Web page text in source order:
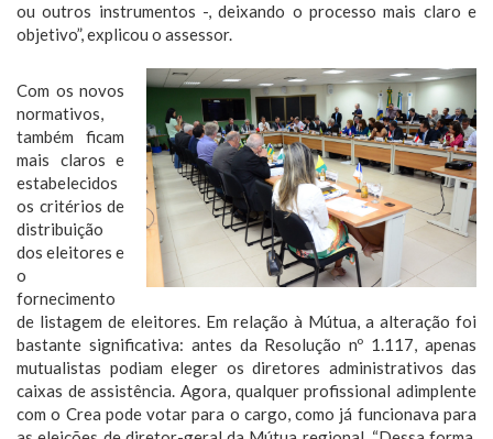
ou outros instrumentos -, deixando o processo mais claro e
objetivo”, explicou o assessor.
Com os novos
normativos,
também ficam
mais claros e
estabelecidos
os critérios de
distribuição
dos eleitores e
o
fornecimento
de listagem de eleitores. Em relação à Mútua, a alteração foi
bastante significativa: antes da Resolução nº 1.117, apenas
mutualistas podiam eleger os diretores administrativos das
caixas de assistência. Agora, qualquer profissional adimplente
com o Crea pode votar para o cargo, como já funcionava para